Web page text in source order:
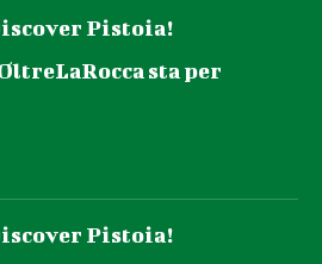
Pistoia!
sta per
Pistoia!